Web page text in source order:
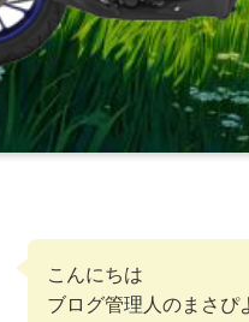
こんにちは
ブログ管理人のまさぴ